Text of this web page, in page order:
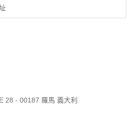
28 - 00187 羅馬 義大利